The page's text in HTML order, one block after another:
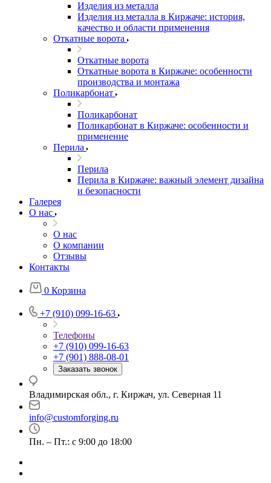
Изделия из металла
Изделия из металла в Киржаче: история,
качество и области применения
Откатные ворота
Откатные ворота
Откатные ворота в Киржаче: особенности
производства и монтажа
Поликарбонат
Поликарбонат
Поликарбонат в Киржаче: особенности и
применение
Перила
Перила
Перила в Киржаче: важный элемент дизайна
и безопасности
Галерея
О нас
О нас
О компании
Отзывы
Контакты
0 Корзина
+7 (910) 099-16-63
Телефоны
+7 (910) 099-16-63
+7 (901) 888-08-01
Заказать звонок
Владимирская обл., г. Киржач, ул. Северная 11
info@customforging.ru
Пн. – Пт.: с 9:00 до 18:00